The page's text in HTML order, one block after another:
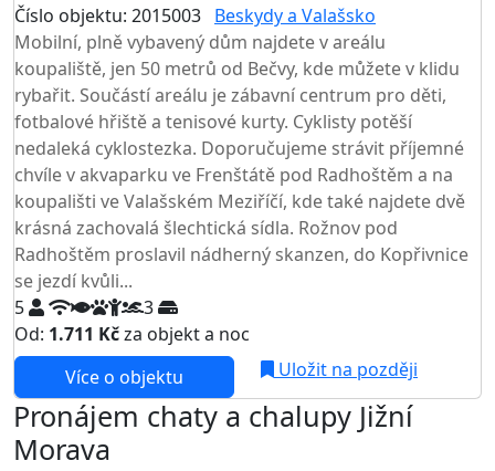
Číslo objektu: 2015003 Beskydy a Valašsko
Mobilní, plně vybavený dům najdete v areálu
koupaliště, jen 50 metrů od Bečvy, kde můžete v klidu
rybařit. Součástí areálu je zábavní centrum pro děti,
fotbalové hřiště a tenisové kurty. Cyklisty potěší
nedaleká cyklostezka. Doporučujeme strávit příjemné
chvíle v akvaparku ve Frenštátě pod Radhoštěm a na
koupališti ve Valašském Meziříčí, kde také najdete dvě
krásná zachovalá šlechtická sídla. Rožnov pod
Radhoštěm proslavil nádherný skanzen, do Kopřivnice
se jezdí kvůli...
5
3
Od: 1.711 Kčza objekt a noc
Více o objektu
Uložit na později
Pronájem chaty a chalupy Jižní
Morava